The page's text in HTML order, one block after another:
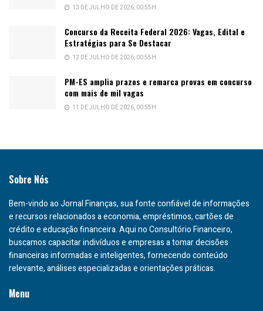
13 DE JULHO DE 2026, 00:55H
Concurso da Receita Federal 2026: Vagas, Edital e
Estratégias para Se Destacar
12 DE JULHO DE 2026, 00:55H
PM-ES amplia prazos e remarca provas em concurso
com mais de mil vagas
11 DE JULHO DE 2026, 00:55H
Sobre Nós
Bem-vindo ao Jornal Finanças, sua fonte confiável de informações
e recursos relacionados a economia, empréstimos, cartões de
crédito e educação financeira. Aqui no Consultório Financeiro,
buscamos capacitar indivíduos e empresas a tomar decisões
financeiras informadas e inteligentes, fornecendo conteúdo
relevante, análises especializadas e orientações práticas.
Menu